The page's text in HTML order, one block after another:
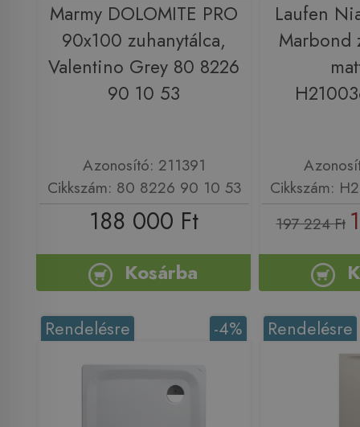
Marmy DOLOMITE PRO
90x100 zuhanytálca,
Valentino Grey 80 8226
90 10 53
Azonosító: 211391
Cikkszám: 80 8226 90 10 53
188 000 Ft
Kosárba
Laufen
Marbond
Cikkszám:
197 224 Ft
-4%
Rendelésre Rendelésre